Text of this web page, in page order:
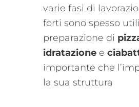
varie fasi di
forti sono spesso
preparazione di
idratazione e
importante che
la sua struttura​